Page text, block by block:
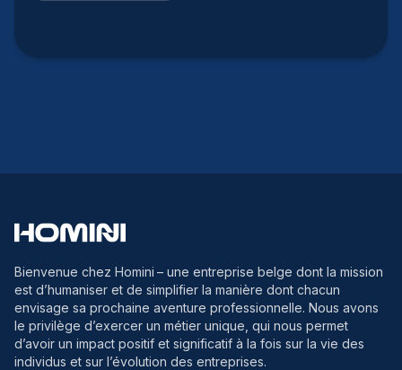
Bienvenue chez Homini – une entreprise belge dont la mission
est d’humaniser et de simplifier la manière dont chacun
envisage sa prochaine aventure professionnelle. Nous avons
le privilège d’exercer un métier unique, qui nous permet
d’avoir un impact positif et significatif à la fois sur la vie des
individus et sur l’évolution des entreprises.